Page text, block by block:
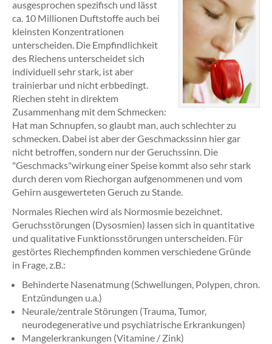
ausgesprochen spezifisch und lässt
ca. 10 Millionen Duftstoffe auch bei
kleinsten Konzentrationen
unterscheiden. Die Empfindlichkeit
des Riechens unterscheidet sich
individuell sehr stark, ist aber
trainierbar und nicht erbbedingt.
Riechen steht in direktem
Zusammenhang mit dem Schmecken:
Hat man Schnupfen, so glaubt man, auch schlechter zu
schmecken. Dabei ist aber der Geschmackssinn hier gar
nicht betroffen, sondern nur der Geruchssinn. Die
"Geschmacks"wirkung einer Speise kommt also sehr stark
durch deren vom Riechorgan aufgenommenen und vom
Gehirn ausgewerteten Geruch zu Stande.
Normales Riechen wird als Normosmie bezeichnet.
Geruchsstörungen (Dysosmien) lassen sich in quantitative
und qualitative Funktionsstörungen unterscheiden. Für
gestörtes Riechempfinden kommen verschiedene Gründe
in Frage, z.B.:
Behinderte Nasenatmung (Schwellungen, Polypen, chron.
Entzündungen u.a.)
Neurale/zentrale Störungen (Trauma, Tumor,
neurodegenerative und psychiatrische Erkrankungen)
Mangelerkrankungen (Vitamine / Zink)